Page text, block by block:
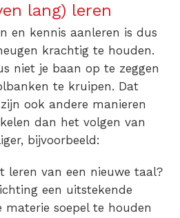
lang) leren
en kennis aanleren is dus
krachtig te houden.
niet je baan op te zeggen
te kruipen. Dat
ook andere manieren
dan het volgen van
bijvoorbeeld:
leren van een nieuwe taal?
een uitstekende
soepel te houden